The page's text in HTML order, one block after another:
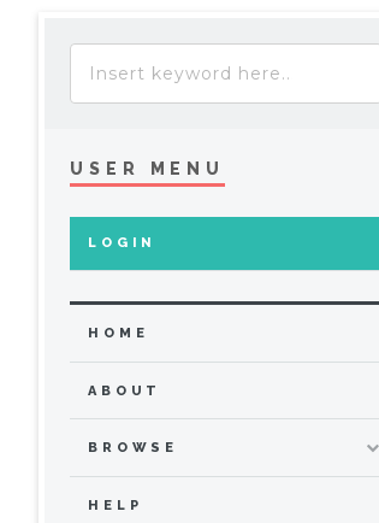
USER MENU
LOGIN
HOME
ABOUT
BROWSE
HELP